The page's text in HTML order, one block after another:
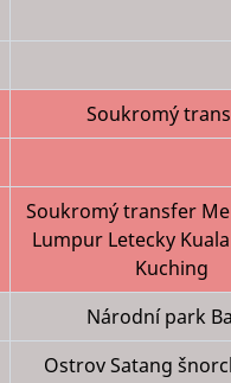
Soukromý
Soukromý transfer
Lumpur Letecky
Kuching
Národní park
Ostrov Satang